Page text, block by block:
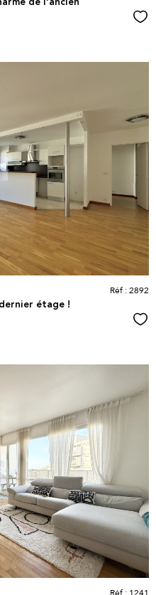
le
étage !
Réf : 2892
le